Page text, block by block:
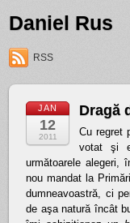
Daniel Rus
RSS
JAN
12
2011
Dragă
Cu regret
votat şi
următoarele alegeri,
nou mandat la
dumneavoastră, ci
de aşa natură încât